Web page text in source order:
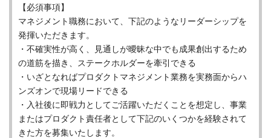
【必須事項】
マネジメント職務において、下記のようなリーダーシップを
発揮いただきます。
・不確実性が高く、見通しが曖昧な中でも成果創出するため
の道筋を描き、ステークホルダーを牽引できる
・いざとなればプロダクトマネジメント業務を実務面からハ
ンズオンで現場リードできる
・入社後に即戦力としてご活躍いただくことを想定し、事業
またはプロダクト責任者として下記のいくつかを経験されて
きた方を募集いたします。